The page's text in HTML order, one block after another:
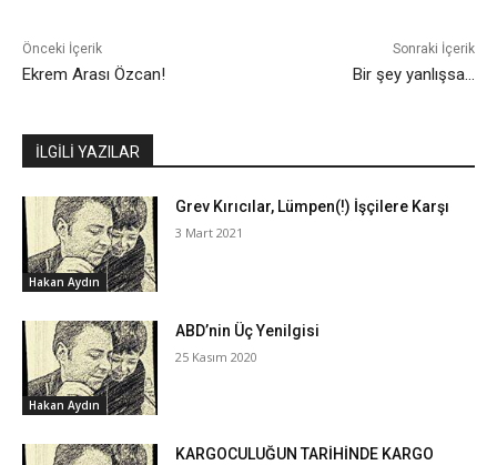
Önceki İçerik
Ekrem Arası Özcan!
Sonraki İçerik
Bir şey yanlışsa…
İLGİLİ YAZILAR
Hakan Aydın
Grev Kırıcılar, Lümpen(!) İşçilere Karşı
3 Mart 2021
Hakan Aydın
ABD’nin Üç Yenilgisi
25 Kasım 2020
KARGOCULUĞUN TARİHİNDE KARGO